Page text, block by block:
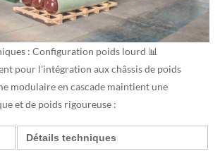
: Configuration poids lourd 📊
pour l'intégration aux châssis de poids
modulaire en cascade maintient une
et de poids rigoureuse :
Détails techniques